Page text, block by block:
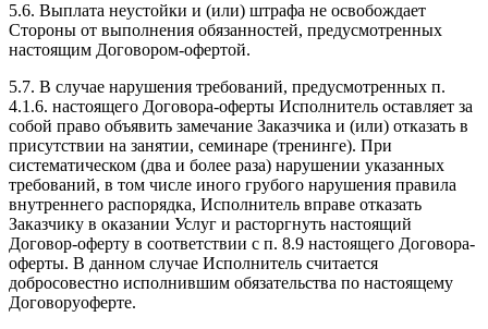
5.6. Выплата неустойки и (или) штрафа не освобождает
Стороны от выполнения обязанностей, предусмотренных
настоящим Договором-офертой.
5.7. В случае нарушения требований, предусмотренных п.
4.1.6. настоящего Договора-оферты Исполнитель оставляет за
собой право объявить замечание Заказчика и (или) отказать в
присутствии на занятии, семинаре (тренинге). При
систематическом (два и более раза) нарушении указанных
требований, в том числе иного грубого нарушения правила
внутреннего распорядка, Исполнитель вправе отказать
Заказчику в оказании Услуг и расторгнуть настоящий
Договор-оферту в соответствии с п. 8.9 настоящего Договора-
оферты. В данном случае Исполнитель считается
добросовестно исполнившим обязательства по настоящему
Договоруоферте.